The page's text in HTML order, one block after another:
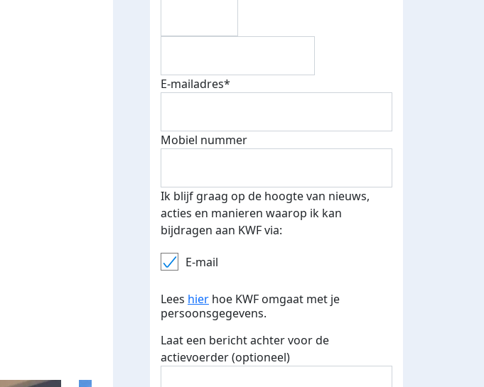
E-mailadres*
Mobiel nummer
Ik blijf graag op de hoogte van nieuws,
acties en manieren waarop ik kan
bijdragen aan KWF via:
E-mail
Lees hier hoe KWF omgaat met je
persoonsgegevens.
Laat een bericht achter voor de
actievoerder (optioneel)